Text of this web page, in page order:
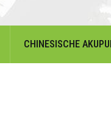
CHINESISCHE